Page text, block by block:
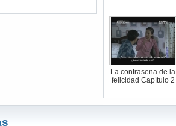
La contrasena de la
felicidad Capítulo 2